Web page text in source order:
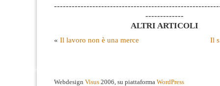
-------------
ALTRI ARTICOLI
« Il lavoro non è una merce Il
Webdesign Visus 2006, su piattaforma WordPress